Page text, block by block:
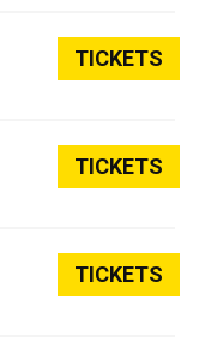
TICKETS
TICKETS
TICKETS